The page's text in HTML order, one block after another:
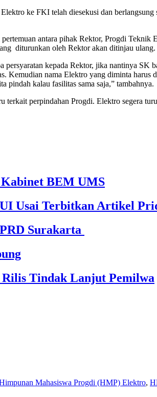
ke FKI telah diesekusi dan berlangsung
antara pihak Rektor, Progdi
diturunkan oleh Rektor akan ditinjau
kepada Rektor, jika nantinya
Kemudian nama Elektro yang diminta
pindah kalau fasilitas sama saja,” tambahnya.
perpindahan Progdi. Elektro segera
BEM UMS
Usai Terbitkan Artikel
Surakarta
Tindak Lanjut Pemilwa
Mahasiswa Progdi (HMP) Elektro,